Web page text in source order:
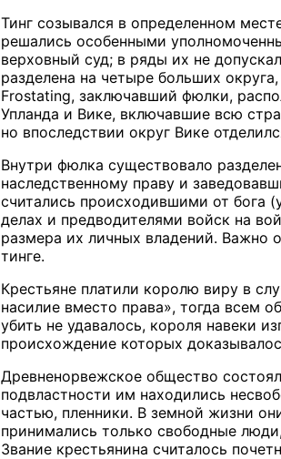
Тинг созывался в определенном
решались особенными
верховный суд; в ряды их не
разделена на четыре больших
Frostating, заключавший фюлки,
Упланда и Вике, включавшие всю
но впоследствии округ Вике
Внутри фюлка существовало
наследственному праву и
считались происходившими от бога
делах и предводителями войск на
размера их личных владений. Важно
тинге.
Крестьяне платили королю виру в
насилие вместо права», тогда всем
убить не удавалось, короля навеки
происхождение которых
Древненорвежское общество
подвластности им находились
частью, пленники. В земной жизни
принимались только свободные
Звание крестьянина считалось